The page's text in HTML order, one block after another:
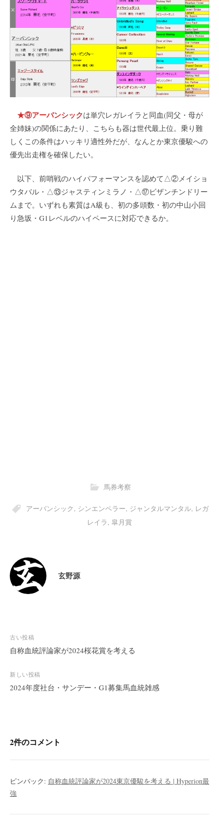
★⑨アーバンシックは単穴レガレイラと同血(同父・母が
全姉妹)の関係にあたり、こちらも器は世代最上位。乗り難
しくこの条件はハッキリ適性外だが、なんとか東京優駿への
優先出走権を確保したい。
以下、前哨戦のハイパフォーマンスを認めて△②メイショ
ウタバル・△⑬ジャスティンミラノ・△⑰ビザンチンドリー
ムまで。いずれも素質はA級も、初の多頭数・初の中山小回
り急坂・G1レベルのハイペースに対応できるか。
馬券考察
アーバンシック, シンエンペラー, ジャンタルマンタル, レガ
レイラ, 皐月賞
玄野源
投
稿
ビ
ゲ
ン
古い投稿
自称血統評論家が2024桜花賞を考える
新しい投稿
2024年度社台・サンデー・G1募集馬血統雑感
2件のコメント
ピンバック: 自称血統評論家が2024東京優駿を考える | Hyperion最
強